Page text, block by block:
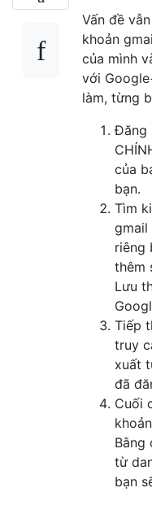
Vấn đề
khoản
của mình
với
làm, từng
Đăng
của
bạn.
Tìm
gmail
riêng
thêm
Lưu
Tiếp
truy
xuất
đã
Cuối
Bằng
từ
bạn